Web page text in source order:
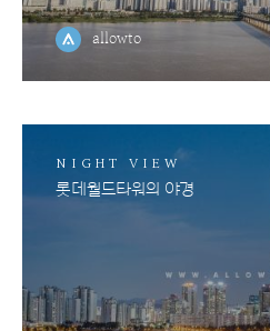
allowto
NIGHT VIEW
롯데월드타워의 야경